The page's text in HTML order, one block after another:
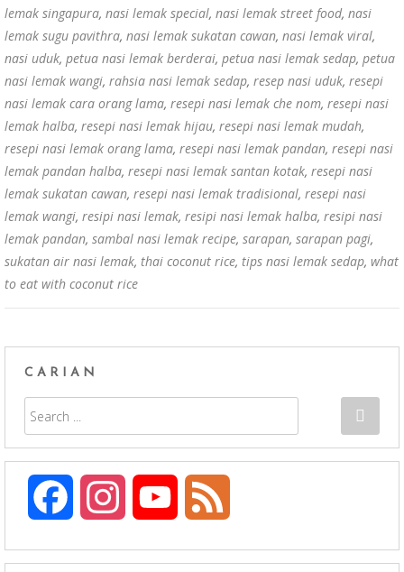
lemak singapura, nasi lemak special, nasi lemak street food, nasi
lemak sugu pavithra, nasi lemak sukatan cawan, nasi lemak viral,
nasi uduk, petua nasi lemak berderai, petua nasi lemak sedap, petua
nasi lemak wangi, rahsia nasi lemak sedap, resep nasi uduk, resepi
nasi lemak cara orang lama, resepi nasi lemak che nom, resepi nasi
lemak halba, resepi nasi lemak hijau, resepi nasi lemak mudah,
resepi nasi lemak orang lama, resepi nasi lemak pandan, resepi nasi
lemak pandan halba, resepi nasi lemak santan kotak, resepi nasi
lemak sukatan cawan, resepi nasi lemak tradisional, resepi nasi
lemak wangi, resipi nasi lemak, resipi nasi lemak halba, resipi nasi
lemak pandan, sambal nasi lemak recipe, sarapan, sarapan pagi,
sukatan air nasi lemak, thai coconut rice, tips nasi lemak sedap, what
to eat with coconut rice
CARIAN